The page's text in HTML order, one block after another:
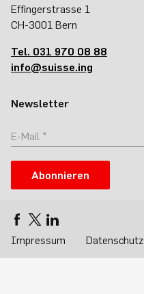
Effingerstrasse 1
CH-3001 Bern
Tel. 031 970 08 88
info@suisse.ing
Newsletter
Abonnieren
Impressum Datenschutz